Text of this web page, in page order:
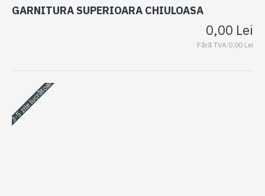
GARNITURA SUPERIOARA CHIULOASA
0,00 Lei
Fără TVA:0,00 Lei
3-5 zile lucrătoare